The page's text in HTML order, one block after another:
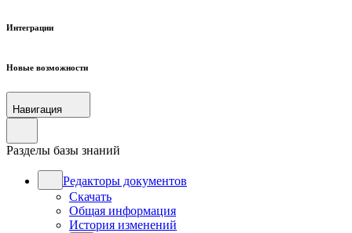
Интеграции
Новые возможности
Навигация
Разделы базы знаний
Редакторы документов
Скачать
Общая информация
История изменений